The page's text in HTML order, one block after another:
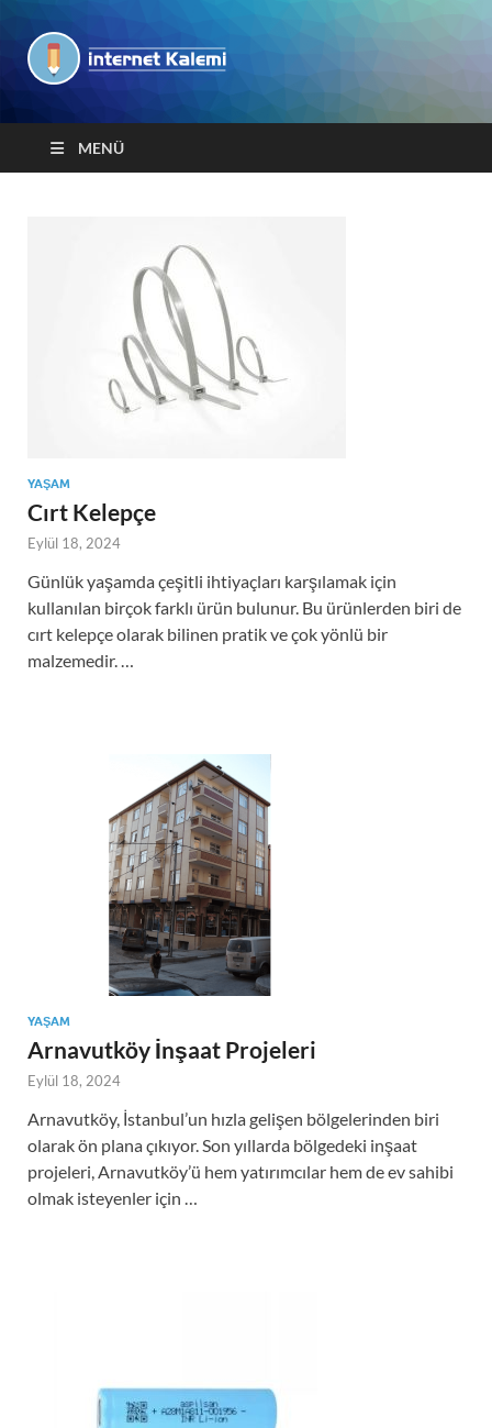
İnternet
Kalemi
MENÜ
YAŞAM
Cırt Kelepçe
Eylül 18, 2024
Günlük yaşamda çeşitli ihtiyaçları karşılamak için
kullanılan birçok farklı ürün bulunur. Bu ürünlerden biri de
cırt kelepçe olarak bilinen pratik ve çok yönlü bir
malzemedir. …
YAŞAM
Arnavutköy İnşaat Projeleri
Eylül 18, 2024
Arnavutköy, İstanbul’un hızla gelişen bölgelerinden biri
olarak ön plana çıkıyor. Son yıllarda bölgedeki inşaat
projeleri, Arnavutköy’ü hem yatırımcılar hem de ev sahibi
olmak isteyenler için …